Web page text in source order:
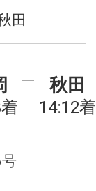
田
秋田
14:12着